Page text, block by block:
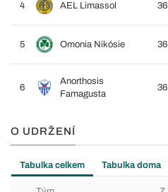
4 AEL Limassol 36
5 Omonia Nikósie 36
6
Anorthosis
Famagusta
36
O UDRŽENÍ
Tabulka celkem Tabulka doma